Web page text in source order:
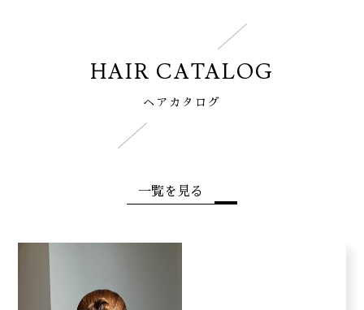
HAIR CATALOG
ヘアカタログ
一覧を見る